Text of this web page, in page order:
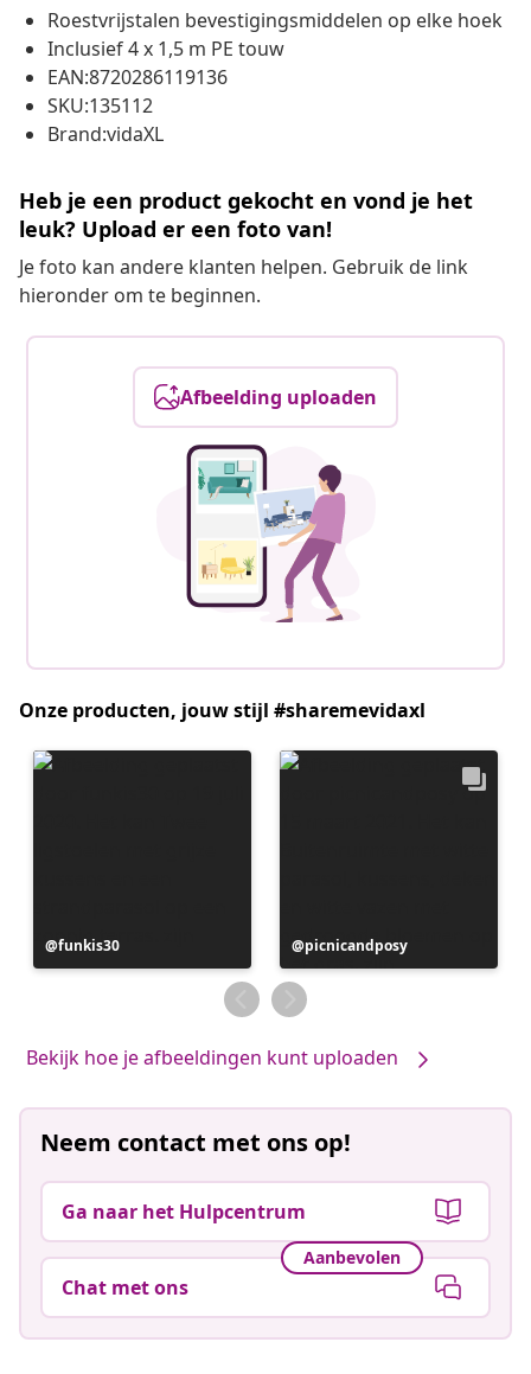
Roestvrijstalen bevestigingsmiddelen op elke hoek
Inclusief 4 x 1,5 m PE touw
EAN:8720286119136
SKU:135112
Brand:vidaXL
Heb je een product gekocht en vond je het
leuk? Upload er een foto van!
Je foto kan andere klanten helpen. Gebruik de link
hieronder om te beginnen.
Afbeelding uploaden
Onze producten, jouw stijl #sharemevidaxl
Bericht
gepubliceerd
funkis30
Bericht
gepubliceerd
door
picnicandposy
Bekijk hoe je afbeeldingen kunt uploaden
Neem contact met ons op!
Ga naar het Hulpcentrum
Aanbevolen
Chat met ons